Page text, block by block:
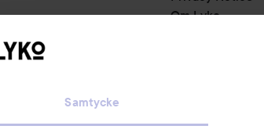
Samtycke
Om Lyko
Michael